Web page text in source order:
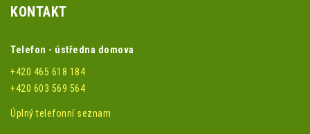
KONTAKT
Telefon - ústředna domova
+420 465 618 184
+420 603 569 564
Úplný telefonní seznam